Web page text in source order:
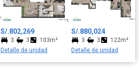
S/.802,269
3 3
103m²
Detalle de unidad
S/.880,024
3 3
122m²
Detalle de unidad